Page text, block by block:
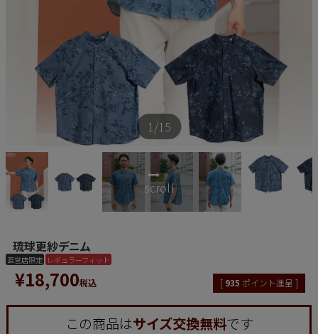
アウトレット
サイズから探す
レーベルから探す
1 /15
scroll
琉球更紗デニム
直営店限定 レギュラーフィット
¥18,700税込 [ 935 ポイント進呈 ]
この商品はサイズ交換無料です